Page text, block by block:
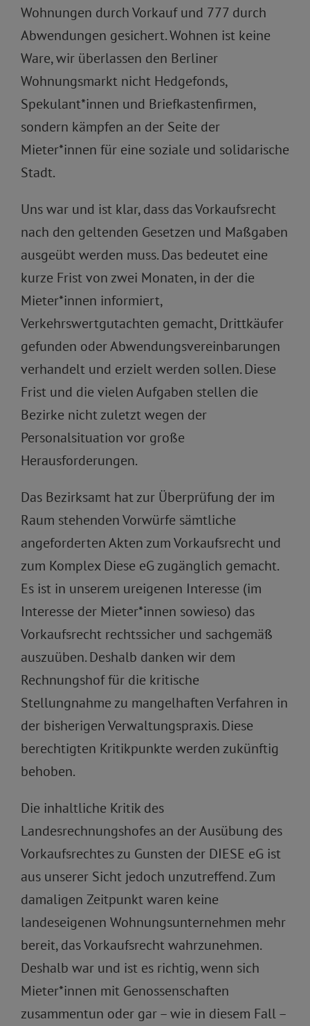
Wohnungen durch Vorkauf und 777 durch
Abwendungen gesichert. Wohnen ist keine
Ware, wir überlassen den Berliner
Wohnungsmarkt nicht Hedgefonds,
Spekulant*innen und Briefkastenfirmen,
sondern kämpfen an der Seite der
Mieter*innen für eine soziale und solidarische
Stadt.
Uns war und ist klar, dass das Vorkaufsrecht
nach den geltenden Gesetzen und Maßgaben
ausgeübt werden muss. Das bedeutet eine
kurze Frist von zwei Monaten, in der die
Mieter*innen informiert,
Verkehrswertgutachten gemacht, Drittkäufer
gefunden oder Abwendungsvereinbarungen
verhandelt und erzielt werden sollen. Diese
Frist und die vielen Aufgaben stellen die
Bezirke nicht zuletzt wegen der
Personalsituation vor große
Herausforderungen.
Das Bezirksamt hat zur Überprüfung der im
Raum stehenden Vorwürfe sämtliche
angeforderten Akten zum Vorkaufsrecht und
zum Komplex Diese eG zugänglich gemacht.
Es ist in unserem ureigenen Interesse (im
Interesse der Mieter*innen sowieso) das
Vorkaufsrecht rechtssicher und sachgemäß
auszuüben. Deshalb danken wir dem
Rechnungshof für die kritische
Stellungnahme zu mangelhaften Verfahren in
der bisherigen Verwaltungspraxis. Diese
berechtigten Kritikpunkte werden zukünftig
behoben.
Die inhaltliche Kritik des
Landesrechnungshofes an der Ausübung des
Vorkaufsrechtes zu Gunsten der DIESE eG ist
aus unserer Sicht jedoch unzutreffend. Zum
damaligen Zeitpunkt waren keine
landeseigenen Wohnungsunternehmen mehr
bereit, das Vorkaufsrecht wahrzunehmen.
Deshalb war und ist es richtig, wenn sich
Mieter*innen mit Genossenschaften
zusammentun oder gar – wie in diesem Fall –